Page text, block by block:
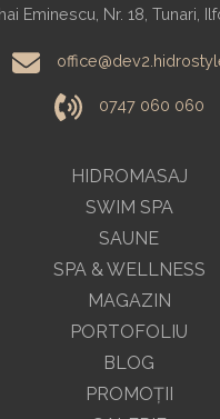
HIDROMASAJ
SWIM SPA
SAUNE
SPA & WELLNESS
MAGAZIN
Eminescu, Nr. 18, Tunari,
0747 060 060
PORTOFOLIU
BLOG
PROMOŢII